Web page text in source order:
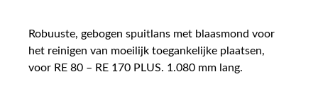
Robuuste, gebogen spuitlans met blaasmond voor
het reinigen van moeilijk toegankelijke plaatsen,
voor RE 80 – RE 170 PLUS. 1.080 mm lang.